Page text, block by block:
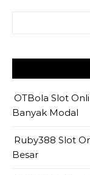
OTBola Slot
Banyak Modal
Ruby388 Slot
Besar